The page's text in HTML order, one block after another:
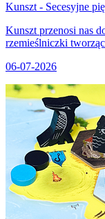
Kunszt - Secesyjne
Kunszt przenosi nas
rzemieślniczki
06-07-2026